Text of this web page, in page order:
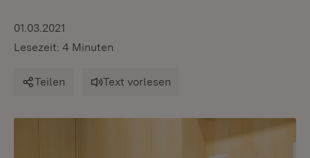
01.03.2021
Lesezeit: 4 Minuten
Teilen Text vorlesen